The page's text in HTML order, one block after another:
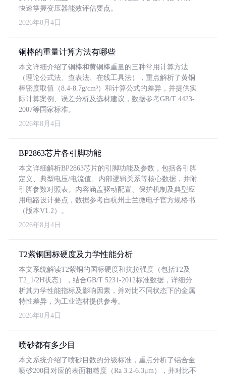
快速掌握变压器能效评估要点。
2026年8月4日
铜棒的重量计算方法有哪些
本文详细介绍了铜棒和黄铜棒重量的三种常用计算方法
（理论公式法、查表法、在线工具法），重点解析了黄铜
棒密度取值（8.4-8.7g/cm³）和计算公式的差异，并提供实
际计算案例、误差分析及选材建议，数据参考GB/T 4423-
2007等国家标准。
2026年8月4日
BP2863芯片各引脚功能
本文详细解析BP2863芯片的引脚功能及参数，包括各引脚
定义、典型电压/电流值、内部逻辑关系等核心数据，并附
引脚参数对照表。内容涵盖驱动配置、保护机制及典型应
用电路设计要点，数据参考自杭州士兰微电子官方规格书
（版本V1.2）。
2026年8月4日
T2紫铜国标硬度及力学性能分析
本文系统解读T2紫铜的国标硬度和抗拉强度（包括T2及
T2_1/2H状态），结合GB/T 5231-2012标准数据，详细分
析其力学性能指标及影响因素，并对比不同状态下的金属
特性差异，为工业选材提供参考。
2026年8月4日
喷砂都有多少目
本文系统介绍了喷砂目数的分级标准，重点分析了铝合金
喷砂200目对应的表面粗糙度（Ra 3.2-6.3μm），并对比不